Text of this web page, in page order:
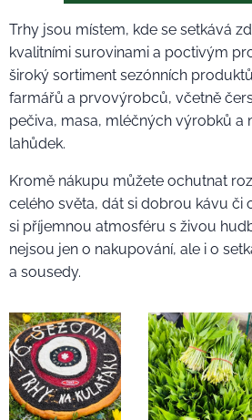
Trhy jsou místem, kde se setkává
kvalitními surovinami a poctivým
široký sortiment sezónních
farmářů a prvovýrobců, včetně
pečiva, masa, mléčných výrobků a
lahůdek.
Kromě nákupu můžete ochutnat
celého světa, dát si dobrou kávu či
si příjemnou atmosféru s živou
nejsou jen o nakupování, ale i o
a sousedy.